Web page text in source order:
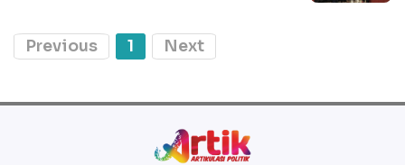
Previous 1 Next